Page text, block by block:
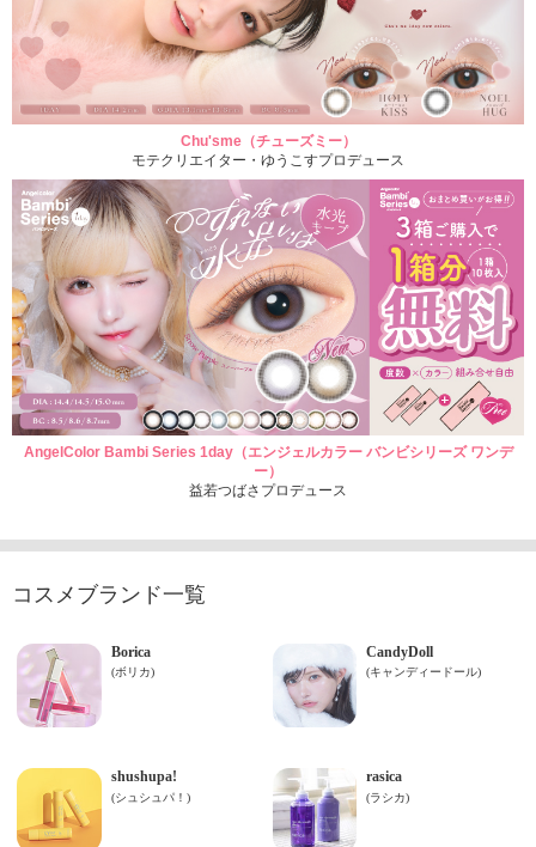
Chu'sme（チューズミー）
モテクリエイター・ゆうこすプロデュース
AngelColor Bambi Series 1day（エンジェルカラー バンビシリーズ ワンデ
ー）
益若つばさプロデュース
コスメブランド一覧